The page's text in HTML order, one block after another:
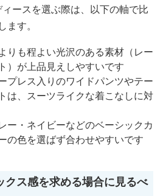
ースを選ぶ際は、以下の軸で比
す。
りも程よい光沢のある素材（レー
）が上品見えしやすいです
プレス入りのワイドパンツやテー
は、スーツライクな着こなしに対
ー・ネイビーなどのベーシックカ
の色を選ばず合わせやすいです
クス感を求める場合に見るべ